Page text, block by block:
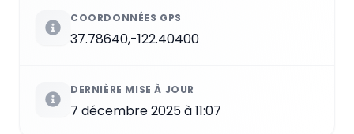
COORDONNÉES GPS
37.78640,-122.40400
DERNIÈRE MISE À JOUR
7 décembre 2025 à 11:07